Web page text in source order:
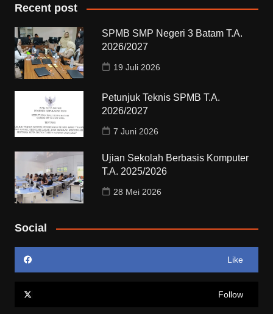
Recent post
SPMB SMP Negeri 3 Batam T.A.
2026/2027
19 Juli 2026
Petunjuk Teknis SPMB T.A.
2026/2027
7 Juni 2026
Ujian Sekolah Berbasis Komputer
T.A. 2025/2026
28 Mei 2026
Social
Like
Follow